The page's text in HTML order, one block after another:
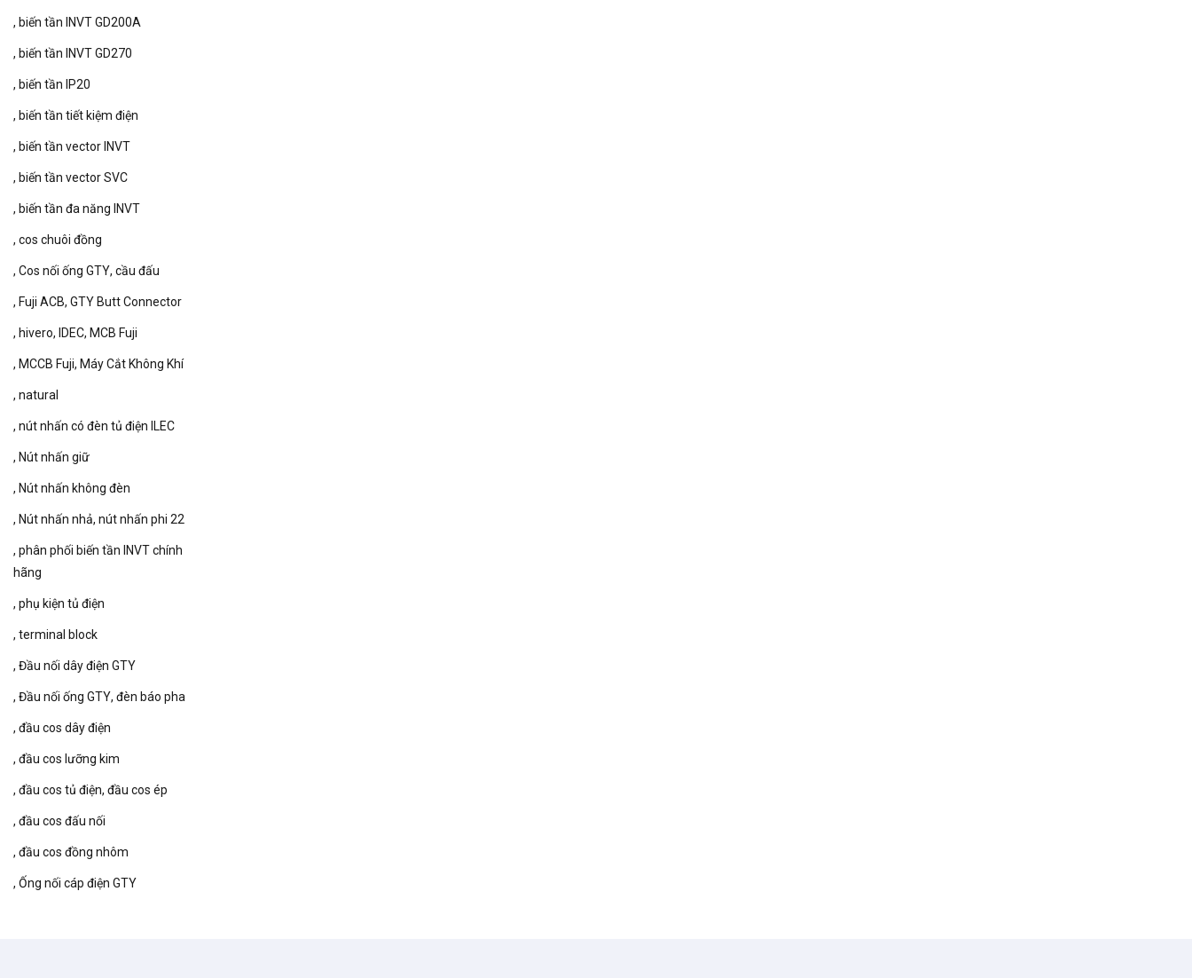
biến tần INVT GD200A
biến tần INVT GD270
biến tần IP20
biến tần tiết kiệm điện
biến tần vector INVT
biến tần vector SVC
biến tần đa năng INVT
cos chuôi đồng
Cos nối ống GTY cầu đấu
Fuji ACB GTY Butt Connector
hivero IDEC MCB Fuji
MCCB Fuji Máy Cắt Không Khí
natural
nút nhấn có đèn tủ điện ILEC
Nút nhấn giữ
Nút nhấn không đèn
Nút nhấn nhả nút nhấn phi 22
phân phối biến tần INVT chính
hãng
phụ kiện tủ điện
terminal block
Đầu nối dây điện GTY
Đầu nối ống GTY đèn báo pha
đầu cos dây điện
đầu cos lưỡng kim
đầu cos tủ điện đầu cos ép
đầu cos đấu nối
đầu cos đồng nhôm
Ống nối cáp điện GTY